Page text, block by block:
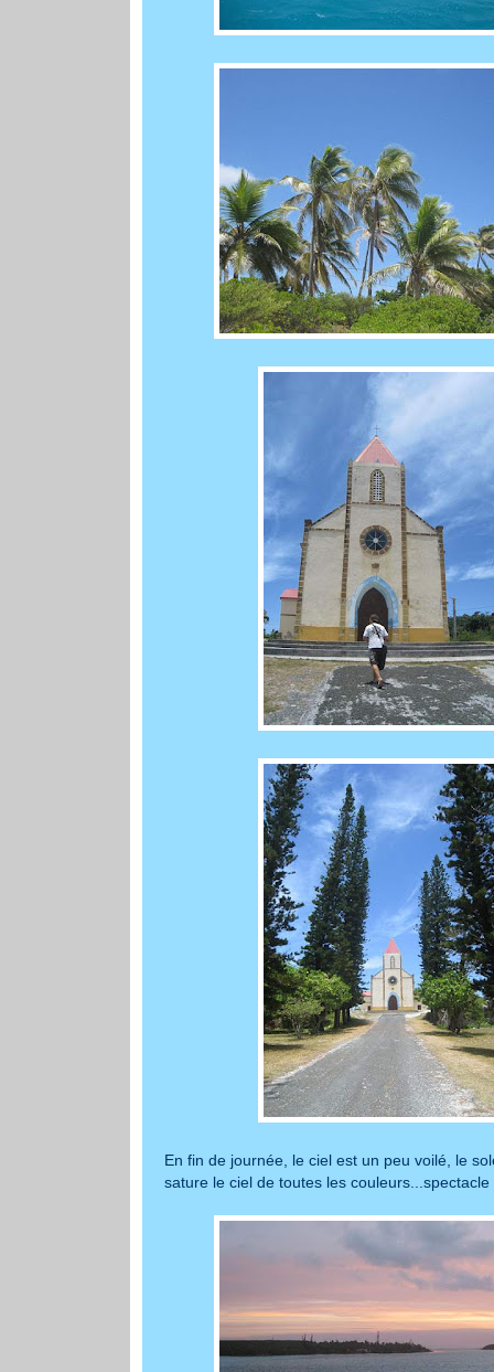
En fin de journée, le ciel est un peu voilé, le
sature le ciel de toutes les